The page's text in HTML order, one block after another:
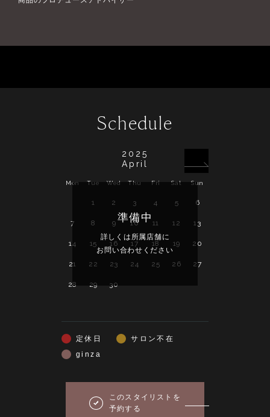
Schedule
2025
April
Mon Tue Wed Thu Fri Sat Sun
1 2 3 4 5 6
7 8 9 10 11 12 13
14 15 16 17 18 19 20
21 22 23 24 25 26 27
28 29 30
準備中
詳しくは所属店舗に
お問い合わせください
定休日
サロン不在
ginza
このスタイリストを
予約する